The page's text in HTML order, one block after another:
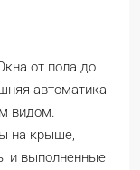
от пола до
автоматика
видом.
на крыше,
и выполненные